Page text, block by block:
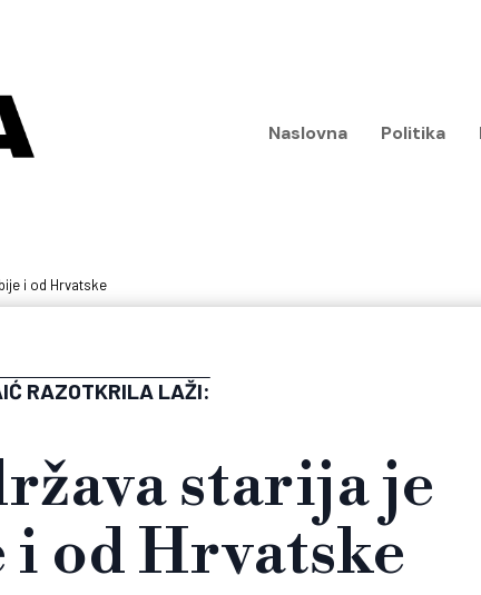
Naslovna Politika
i od Hrvatske
RAZOTKRILA LAŽI:
starija je
od Hrvatske